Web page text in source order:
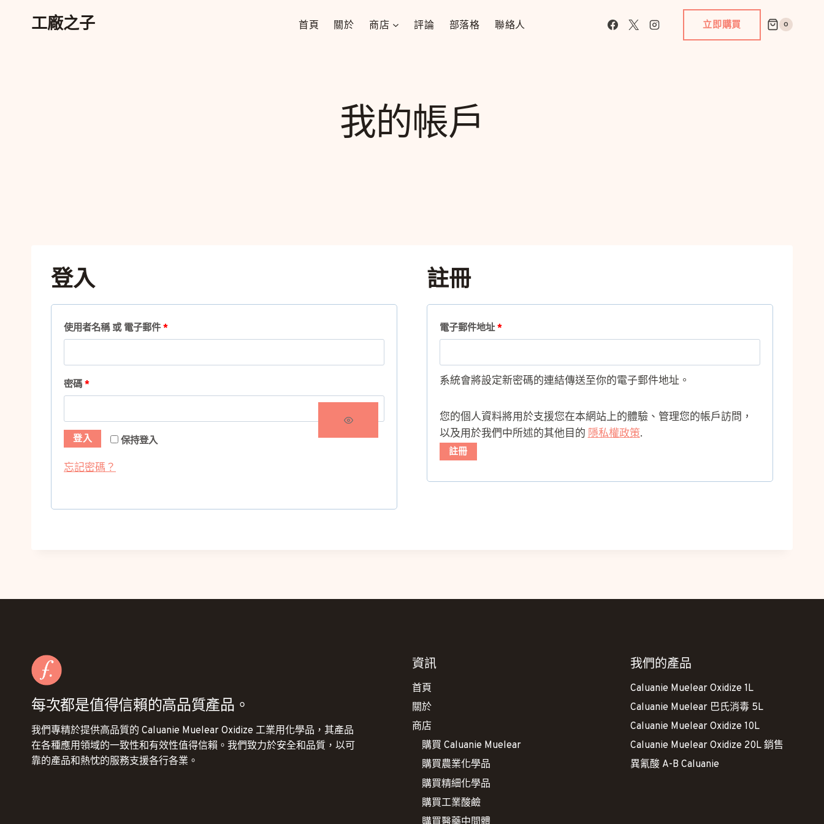
工廠之子 首頁 關於 商店 評論 部落格 聯絡人 立即購買 0
我的帳戶
登入
使用者名稱 或 電子郵件*必
密碼 *必
保持登入
登入
忘記密碼？
註冊
電子郵件地址*必
系統會將設定新密碼的連結傳送至你的電子郵件地址。
您的個人資料將用於支援您在本網站上的體驗、管理您的帳戶訪問，
以及用於我們中所述的其他目的隱私權政策.
註冊
每次都是值得信賴的高品質產品。
我們專精於提供高品質的 Caluanie Muelear Oxidize 工業用化學品，其產品
在各種應用領域的一致性和有效性值得信賴。我們致力於安全和品質，以可
靠的產品和熱忱的服務支援各行各業。
資訊
首頁
關於
商店
購買 Caluanie Muelear
購買農業化學品
購買精細化學品
購買工業酸鹼
我們的產品
Caluanie Muelear Oxidize 1L
Caluanie Muelear 巴氏消毒 5L
Caluanie Muelear Oxidize 10L
Caluanie Muelear Oxidize 20L 銷售
異氰酸 A-B Caluanie